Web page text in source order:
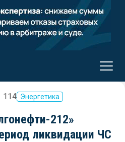
114 Энергетика
212»
ликвидации ЧС